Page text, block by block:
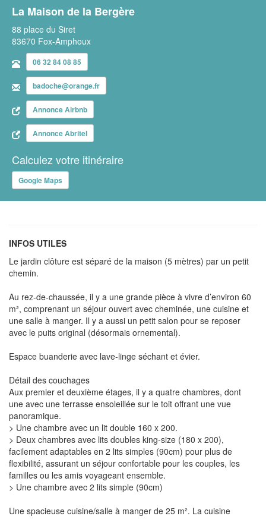
La Maison de la Bergère
88 place du Siret
83670 Fox-Amphoux
06 32 84 08 85
badoche@orange.fr
Annonce Airbnb
Annonce Abritel
Calculez votre itinéraire
Google Maps
INFOS UTILES
Le jardin clôture est séparé de la maison (5 mètres) par un petit
chemin.
Au rez-de-chaussée, il y a une grande pièce à vivre d’environ 60
m², comprenant un séjour ouvert avec cheminée, une cuisine et
une salle à manger. Il y a aussi un petit salon pour se reposer
avec le puits original (désormais ornemental).
Espace buanderie avec lave-linge séchant et évier.
Détail des couchages
Aux premier et deuxième étages, il y a quatre chambres, dont
une avec une terrasse ensoleillée sur le toit offrant une vue
panoramique.
> Une chambre avec un lit double 160 x 200.
> Deux chambres avec lits doubles king-size (180 x 200),
facilement adaptables en 2 lits simples (90cm) pour plus de
flexibilité, assurant un séjour confortable pour les couples, les
familles ou les amis voyageant ensemble.
> Une chambre avec 2 lits simple (90cm)
Une spacieuse cuisine/salle à manger de 25 m². La cuisine